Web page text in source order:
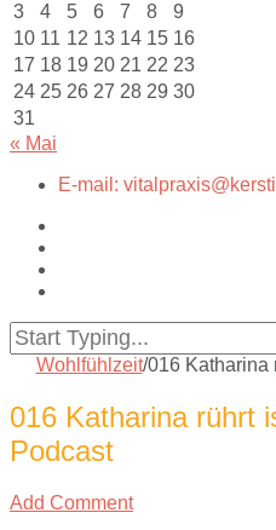
3
4 5 6 7 8
9
10 11 12 13 14 15 16
17 18 19 20 21 22 23
24 25 26 27 28 29 30
31
« Mai
E-mail:
Wohlfühlzeit/016 Katharina
016 Katharina rührt
Podcast
Add Comment